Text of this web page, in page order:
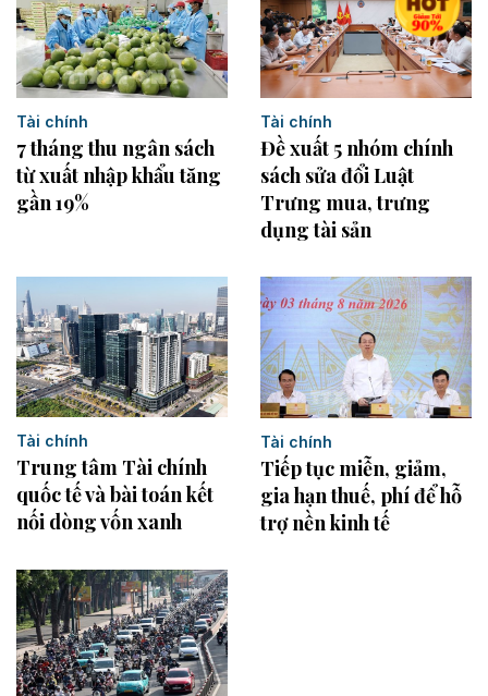
Tài chính
7 tháng thu ngân sách
từ xuất nhập khẩu tăng
gần 19%
Tài chính
Đề xuất 5 nhóm chính
sách sửa đổi Luật
Trưng mua, trưng
dụng tài sản
Tài chính
Trung tâm Tài chính
quốc tế và bài toán kết
nối dòng vốn xanh
Tài chính
Tiếp tục miễn, giảm,
gia hạn thuế, phí để hỗ
trợ nền kinh tế